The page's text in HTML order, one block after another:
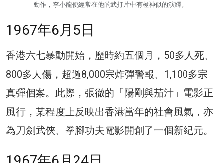
動作，李小龍便經常在他的武打片中有極神似的演繹。
1967年6月5日
香港六七暴動開始，歷時約五個月，50多人死、
800多人傷，超過8,000宗炸彈警報、1,100多宗
真彈個案。此際，張徹的「陽剛與茄汁」電影正
風行，某程度上反映出香港當年的社會風氣，亦
為刀劍武俠、拳腳功夫電影開創了一個新紀元。